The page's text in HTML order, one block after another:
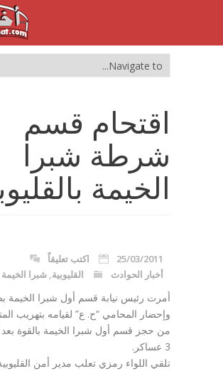
اقتحام قسم
شرطة شبرا
الخيمة
25/03/2011
اكتب تعليقاً
أخبار الحوادث
القليوبية, شبرا الخيمة
أمرت رئيس نيابة قسم أول شبرا الخيمة
وإحضار المحامي “ح. ع” لقيامه بتهريب
من حجز قسم أول شبرا الخيمة بالقوة
3 عساكر.
تلقي اللواء رمزي تعلب مدير أمن